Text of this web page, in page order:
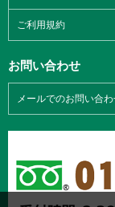
ご利用規約
お問い合わせ
メールでのお問い合